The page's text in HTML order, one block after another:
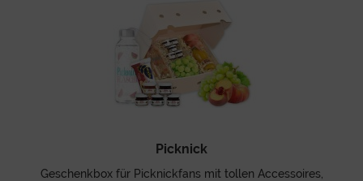
Picknick
Geschenkbox für Picknickfans mit tollen Accessoires,